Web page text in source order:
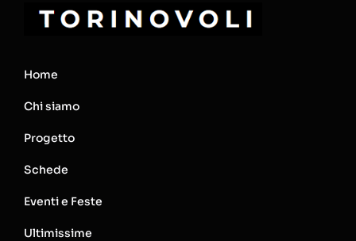
Home
Chi siamo
Progetto
Schede
Eventi e Feste
Ultimissime